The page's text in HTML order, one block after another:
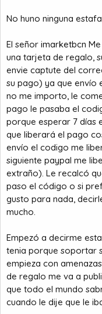
PayPal
hasta ahí todo
200euros pagando
Aquí viene la estafa,
funciona, al cabo de
400 y 480 euros a la
El chico ponía excusas
en UPHOLD era igual
mentira porque hable
que no aseguraban
estafa ellos no e hacen
Me pareció raro que
confiaba en el, le dije
primera vez y el
480e de Amazon, me
hace el tonto como si
de Paypal, le dije
primera vez, porque
el código? pues
segunda vez me fuera
dinero, cosa que si
No huno ninguna
El señor imarketbcn
una tarjeta de regalo,
envie captute del
su pago) ya que envío
no me importo, le
pago le pasaba el
porque esperar 7 días
que liberará el pago
envío el codigo me
siguiente paypal me
extraño). Le recalcó
paso el código o si
gusto para nada,
mucho.
Empezó a decirme
tenia porque soportar
empieza con
de regalo me va a
que todo el mundo
cuando le dije que le